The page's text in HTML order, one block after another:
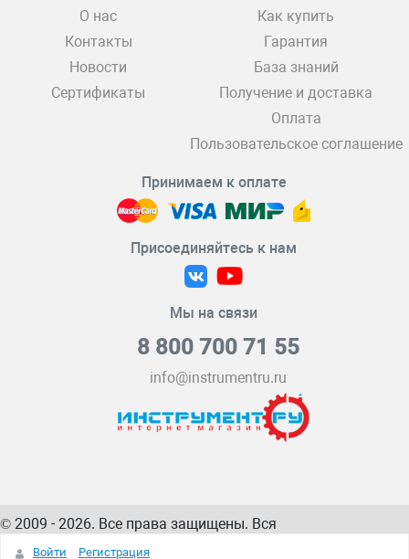
О нас
Контакты
Новости
Сертификаты
Как купить
Гарантия
База знаний
Получение и доставка
Оплата
Пользовательское соглашение
Принимаем к оплате
Присоединяйтесь к нам
Мы на связи
8 800 700 71 55
info@instrumentru.ru
© 2009 - 2026. Все права защищены. Вся
информация на сайте – собственность
Войти Регистрация